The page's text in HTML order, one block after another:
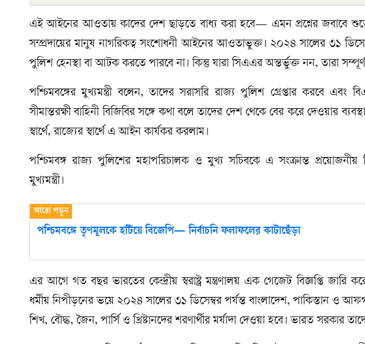
এই আইনের আওতায় কাদের দেশ ছাড়তে বাধ্য করা হবে— এমন প্রশ্নের জবাবে
সম্প্রদায়ের মানুষ নাগরিকত্ব সংশোধনী আইনের আওতাভুক্ত। ২০২৪ সালের ৩১
পুলিশ হেনস্থা বা আটক করতে পারবে না। কিন্তু যারা সিএএর অন্তর্ভুক্ত নন, তারা
পশ্চিমবঙ্গের মুখ্যমন্ত্রী বলেন, তাদের সরাসরি রাজ্য পুলিশ গ্রেপ্তার করবে এবং
সীমান্তরক্ষী বাহিনী বিজিবির সঙ্গে কথা বলে তাদের দেশ থেকে বের করে দেওয়ার
স্বার্থে, রাজ্যের স্বার্থে এ আইন কার্যকর করলাম।
পশ্চিমবঙ্গ রাজ্য পুলিশের মহাপরিচালক ও মুখ্য সচিবকে এ সংক্রান্ত প্রয়োজনীয়
মুখ্যমন্ত্রী।
পশ্চিমবঙ্গে তৃণমূলকে হটিয়ে বিজেপি— নির্বাচনি ফলাফলের কাটাছেঁড়া
এর আগে গত বছর ভারতের কেন্দ্রীয় স্বরাষ্ট্র মন্ত্রণালয় এক গেজেট বিজ্ঞপ্তি জারি
ধর্মীয় নিপীড়নের ভয়ে ২০২৪ সালের ৩১ ডিসেম্বর পর্যন্ত বাংলাদেশ, পাকিস্তান ও
শিখ, বৌদ্ধ, জৈন, পার্সি ও খ্রিষ্টানদের শরণার্থীর মর্যাদা দেওয়া হবে। ভারত সরকার